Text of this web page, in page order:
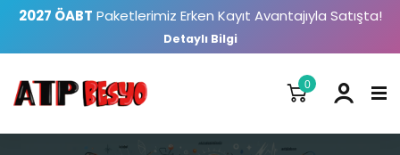
2027 ÖABT Paketlerimiz Erken Kayıt Avantajıyla Satışta!
Detaylı Bilgi
0